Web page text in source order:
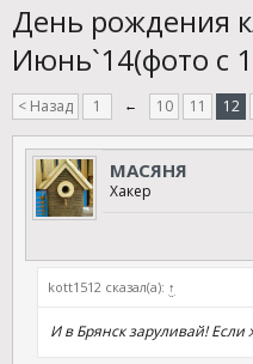
День рождения
Июнь`14(фото с
< Назад 1 ← 10 11 12
МАСЯНЯ
Хакер
kott1512 сказал(а): ↑
И в Брянск заруливай!